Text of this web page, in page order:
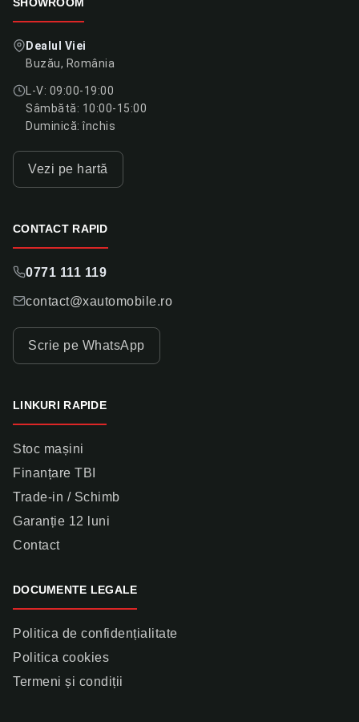
SHOWROOM
Dealul Viei
Buzău, România
L-V: 09:00-19:00
Sâmbătă: 10:00-15:00
Duminică: închis
Vezi pe hartă
CONTACT RAPID
0771 111 119
contact@xautomobile.ro
Scrie pe WhatsApp
LINKURI RAPIDE
Stoc mașini
Finanțare TBI
Trade-in / Schimb
Garanție 12 luni
Contact
DOCUMENTE LEGALE
Politica de confidențialitate
Politica cookies
Termeni și condiții